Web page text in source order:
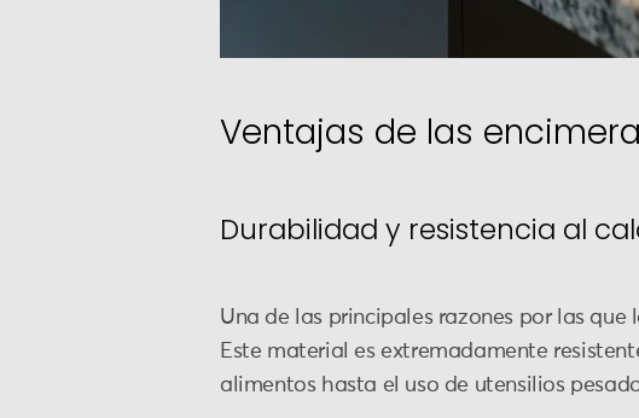
Ventajas de las
Durabilidad y resistencia al
Una de las principales razones por las
Este material es extremadamente
alimentos hasta el uso de utensilios